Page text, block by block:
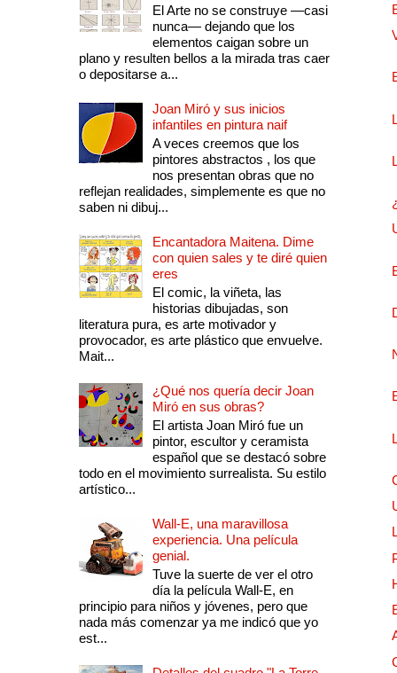
El Arte no se construye —casi
nunca— dejando que los
elementos caigan sobre un
plano y resulten bellos a la mirada tras caer
o depositarse a...
Joan Miró y sus inicios
infantiles en pintura naif
A veces creemos que los
pintores abstractos , los que
nos presentan obras que no
reflejan realidades, simplemente es que no
saben ni dibuj...
Encantadora Maitena. Dime
con quien sales y te diré quien
eres
El comic, la viñeta, las
historias dibujadas, son
literatura pura, es arte motivador y
provocador, es arte plástico que envuelve.
Mait...
¿Qué nos quería decir Joan
Miró en sus obras?
El artista Joan Miró fue un
pintor, escultor y ceramista
español que se destacó sobre
todo en el movimiento surrealista. Su estilo
artístico...
Wall-E, una maravillosa
experiencia. Una película
genial.
Tuve la suerte de ver el otro
día la película Wall-E, en
principio para niños y jóvenes, pero que
nada más comenzar ya me indicó que yo
est...